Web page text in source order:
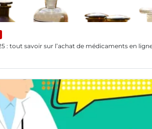
: tout savoir sur l’achat de médicaments en